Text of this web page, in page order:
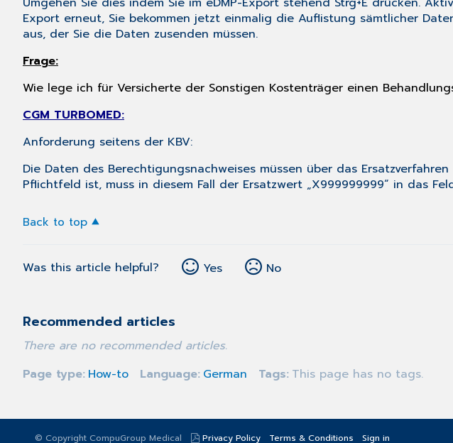
Export erneut, Sie bekommen jetzt einmalig die Auflistung sämtlicher
aus, der Sie die Daten zusenden müssen.
Frage:
Wie lege ich für Versicherte der Sonstigen Kostenträger einen
CGM TURBOMED:
Anforderung seitens der KBV:
Die Daten des Berechtigungsnachweises müssen über das
Pflichtfeld ist, muss in diesem Fall der Ersatzwert „X999999999“ in das
Back to top
Was this article helpful? Yes No
Recommended articles
There are no recommended articles.
Page type How-to Language German Tags This page has no tags.
© Copyright CompuGroup Medical Privacy Policy Terms & Conditions Sign in